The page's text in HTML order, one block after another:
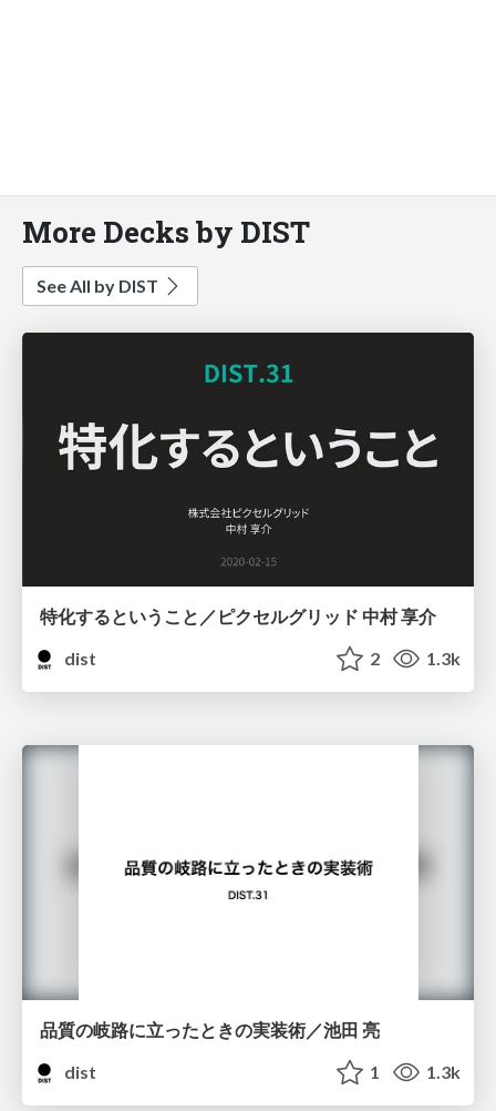
More Decks by DIST
See All by DIST
特化するということ／ピクセルグリッド 中村 享介
dist
2 1.3k
品質の岐路に立ったときの実装術／池田 亮
dist
1 1.3k